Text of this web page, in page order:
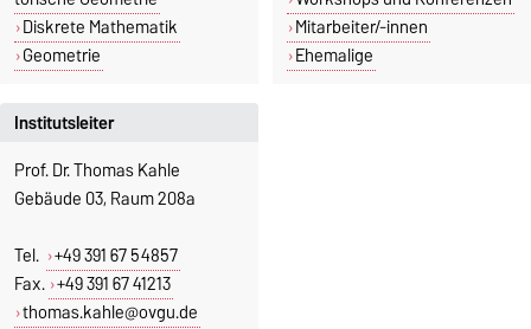
Diskrete Mathematik
Geometrie
Institutsleiter
Prof. Dr. Thomas Kahle
Gebäude 03, Raum 208a
Tel. +49 391 67 54857
Fax. +49 391 67 41213
thomas.kahle@ovgu.de
Mitarbeiter/-innen
Ehemalige